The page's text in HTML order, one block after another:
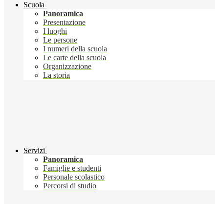
Scuola
Panoramica
Presentazione
I luoghi
Le persone
I numeri della scuola
Le carte della scuola
Organizzazione
La storia
Servizi
Panoramica
Famiglie e studenti
Personale scolastico
Percorsi di studio